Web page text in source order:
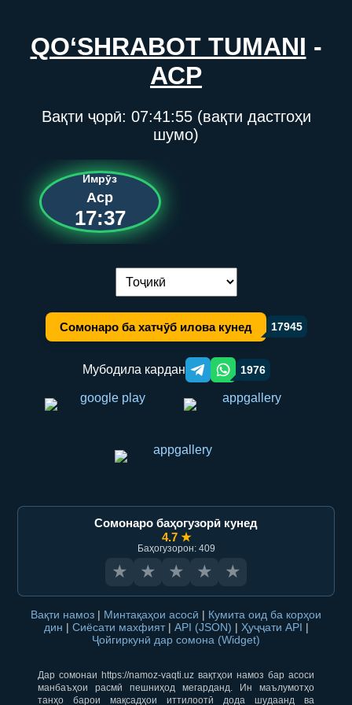
QO‘SHRABOT TUMANI -
АСР
Вақти ҷорӣ: 07:41:55(вақти дастгоҳи
шумо)
Имрӯз
Аср
17:37
Иваз кардани забон:
Сомонаро ба хатчӯб илова кунед 17945
Мубодила кардан Telegram orqali ulashish
WhatsApp orqali ulashish
1976
Сомонаро баҳогузорӣ кунед
4.7 ★
Баҳогузорон: 409
★ ★ ★ ★ ★
Вақти намоз | Минтақаҳои асосӣ | Кумита оид ба корҳои
дин | Сиёсати махфият | API (JSON) | Ҳуҷҷати API |
Ҷойгиркунӣ дар сомона (Widget)
Дар сомонаи https://namoz-vaqti.uz вақтҳои намоз бар асоси
манбаъҳои расмӣ пешниҳод мегарданд. Ин маълумотҳо
танҳо барои мақсадҳои иттилоотӣ дода шудаанд ва